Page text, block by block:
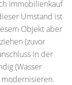
Immobilienkauf
Umstand ist
Objekt aber
(zuvor
in der
(Wasser